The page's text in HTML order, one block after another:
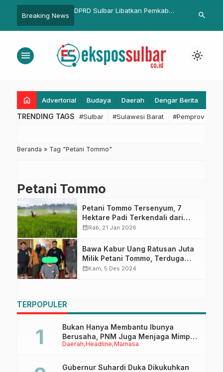
Breaking News
Pemerataan dan
Kesehatan
DPRD Sulbar Libatkan Pemkab
Penyusunan Ranperda Gizi
Expo 2025,
Negatif dan
search
menu light_mode
home Advertorial Budaya Daerah Dengar Berita
TRENDING TAGS #Sulbar #Sulawesi Barat #Pemprov
Beranda » Tag "Petani Tommo"
Petani Tommo
Petani Tommo Tersenyum, 7
Hektare Padi Terkendali dari
Serangan Bercak Daun Cokelat
calendar_monthRab, 21 Jan 2026
Bawa Kabur Uang Ratusan Juta
Milik Petani Tommo, Terduga
Pelaku Ditangkap Polisi
calendar_monthKam, 5 Des 2024
TERPOPULER
Daerah Headline Mamasa
Bukan Hanya Membantu Ibunya
Berusaha, PNM Juga Menjaga Mimpi
Anaknya Untuk Menggapai Cita-Cita
Gubernur Suhardi Duka Dikukuhkan